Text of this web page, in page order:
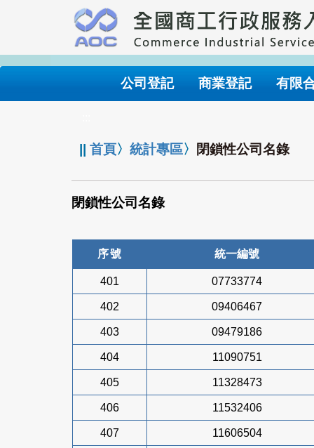
要
內
公司登記 商業登記 有限
||首頁〉統計專區〉 閉鎖性公司名錄
閉鎖性公司名錄
序號 統一編號
401 07733774
402 09406467
403 09479186
404 11090751
405 11328473
406 11532406
407 11606504